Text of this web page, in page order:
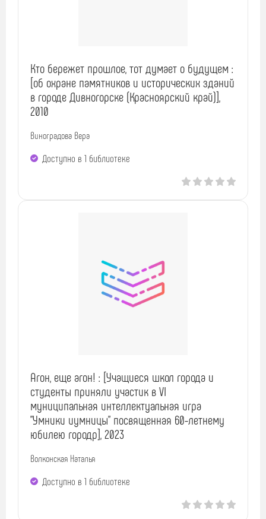
Кто бережет прошлое, тот думает о будущем :
[об охране памятников и исторических зданий
в городе Дивногорске (Красноярский край)],
2010
Виноградова Вера
Доступно в 1 библиотекe
Агон, еще агон! : [Учащиеся школ города и
студенты приняли участик в VI
муниципальная интеллектуальная игра
"Умники иумницы" посвященная 60-летнему
юбилею городр], 2023
Волконская Наталья
Доступно в 1 библиотекe